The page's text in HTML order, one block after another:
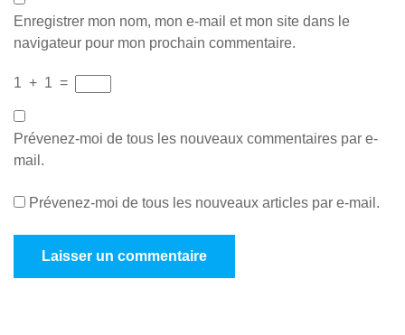
Enregistrer mon nom, mon e-mail et mon site dans le
navigateur pour mon prochain commentaire.
1 + 1 =
Prévenez-moi de tous les nouveaux commentaires par e-
mail.
Prévenez-moi de tous les nouveaux articles par e-mail.